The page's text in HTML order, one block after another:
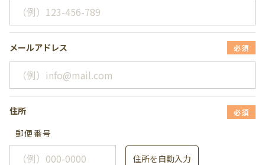
メールアドレス 必須
住所 必須
郵便番号
住所を自動入力